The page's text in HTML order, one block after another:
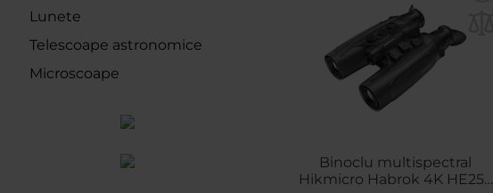
Lunete
Telescoape astronomice
Microscoape
Binoclu multispectral
Hikmicro Habrok 4K HE25L